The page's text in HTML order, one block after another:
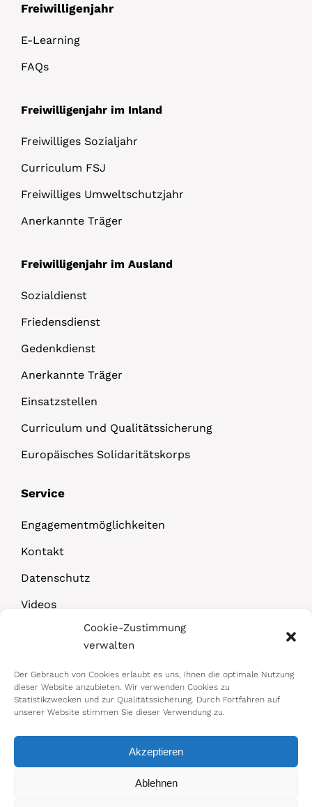
Cookie-Zustimmung
verwalten
Der Gebrauch von Cookies erlaubt es uns, Ihnen die optimale Nutzung
dieser Website anzubieten. Wir verwenden Cookies zu
Statistikzwecken und zur Qualitätssicherung. Durch Fortfahren auf
unserer Website stimmen Sie dieser Verwendung zu.
Akzeptieren
Ablehnen
Freiwilligenjahr
E-Learning
FAQs
Freiwilligenjahr im Inland
Freiwilliges Sozialjahr
Curriculum FSJ
Freiwilliges Umweltschutzjahr
Anerkannte Träger
Freiwilligenjahr im Ausland
Sozialdienst
Friedensdienst
Gedenkdienst
Anerkannte Träger
Einsatzstellen
Curriculum und Qualitätssicherung
Europäisches Solidaritätskorps
Service
Engagementmöglichkeiten
Kontakt
Datenschutz
Videos
© 2026 Bundesministerium für Arbeit,